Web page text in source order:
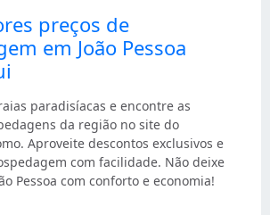
preços de
em João Pessoa
paradisíacas e encontre as
da região no site do
Aproveite descontos exclusivos e
com facilidade. Não deixe
Pessoa com conforto e economia!